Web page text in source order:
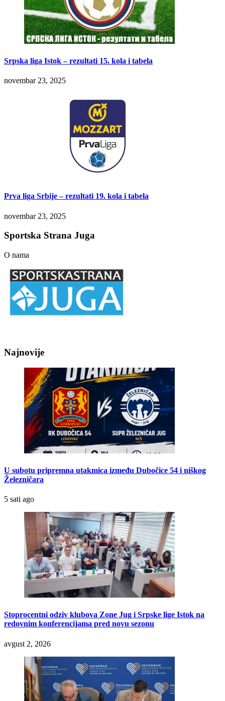
Srpska liga Istok – rezultati 15. kola i tabela
novembar 23, 2025
Prva liga Srbije – rezultati 19. kola i tabela
novembar 23, 2025
Sportska Strana Juga
O nama
Najnovije
U subotu pripremna utakmica između Dubočice 54 i niškog
Železničara
5 sati ago
Stoprocentni odziv klubova Zone Jug i Srpske lige Istok na
redovnim konferencijama pred novu sezonu
avgust 2, 2026